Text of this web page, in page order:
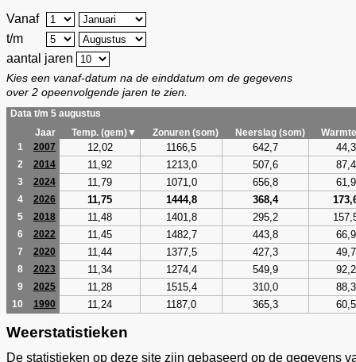
Vanaf
t/m
aantal jaren
Kies een vanaf-datum na de einddatum om de gegevens
over 2 opeenvolgende jaren te zien.
Data t/m 5 augustus
Jaar
Temp. (gem)▼ Zonuren (som) Neerslag (som)
1
2007 12,02 1166,5 642,7 44,3
2 2014 11,92 1213,0 507,6 87,4
3 2024 11,79 1071,0 656,8 61,9
4 2026 11,75 1444,8 368,4
5 2018 11,48 1401,8 295,2
6 2022 11,45 1482,7 443,8 66,9
7 2020 11,44 1377,5 427,3 49,7
8 2023 11,34 1274,4 549,9 92,2
9 2025 11,28 1515,4 310,0 88,3
10 1990 11,24 1187,0 365,3 60,5
Weerstatistieken
De statistieken op deze site zijn gebaseerd op de gegevens